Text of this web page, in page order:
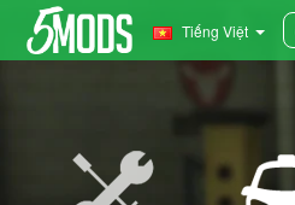
Tiếng Việt